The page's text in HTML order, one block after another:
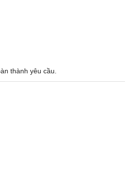
thành yêu cầu.